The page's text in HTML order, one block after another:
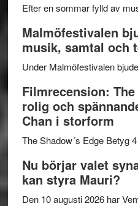
Efter en sommar fylld av
Malmöfestivalen
musik, samtal och
Under Malmöfestivalen
Filmrecension: The
rolig och
Chan i storform
The Shadow´s Edge Betyg
Nu börjar valet
kan styra Mauri?
Den 10 augusti 2026 har